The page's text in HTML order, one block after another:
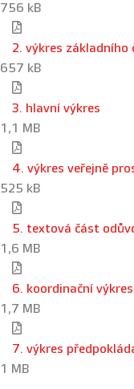
756 kB
2. výkres základního
657 kB
3. hlavní výkres
1,1 MB
4. výkres veřejně
525 kB
5. textová část
1,6 MB
6. koordinační výkres
1,7 MB
7. výkres
1 MB